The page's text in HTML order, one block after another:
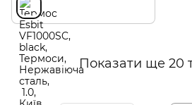
Показати ще 20